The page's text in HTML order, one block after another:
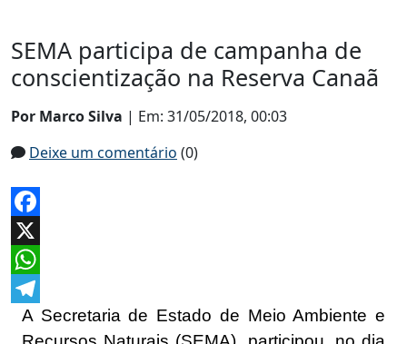
SEMA participa de campanha de
conscientização na Reserva Canaã
Por Marco Silva | Em: 31/05/2018, 00:03
Deixe um comentário (0)
Facebook
X
WhatsApp
Telegram
A Secretaria de Estado de Meio Ambiente e